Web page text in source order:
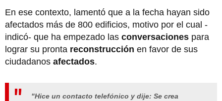
En ese contexto, lamentó que a la fecha hayan sido
afectados más de 800 edificios, motivo por el cual -
indicó- que ha empezado las conversaciones para
lograr su pronta reconstrucción en favor de sus
ciudadanos afectados.
"Hice un contacto telefónico y dije: Se crea